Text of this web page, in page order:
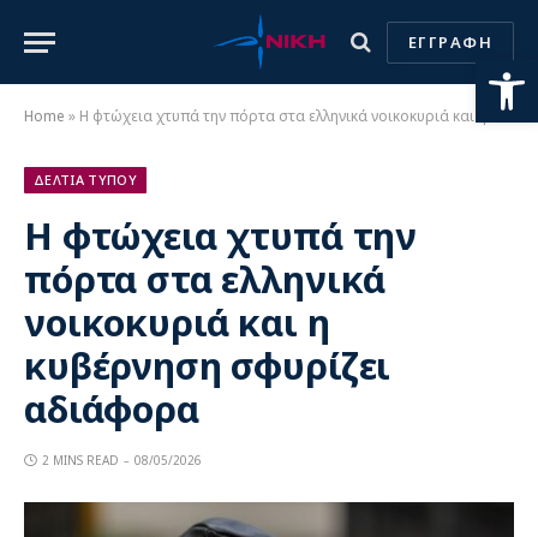
ΕΓΓΡΑΦΗ
Home » Η φτώχεια χτυπά την πόρτα στα ελληνικά νοικοκυριά και η κυβέρνηση σφυρίζει αδιάφορα
ΔΕΛΤΙΑ ΤΥΠΟΥ
Η φτώχεια χτυπά την
πόρτα στα ελληνικά
νοικοκυριά και η
κυβέρνηση σφυρίζει
αδιάφορα
2 MINS READ 08/05/2026